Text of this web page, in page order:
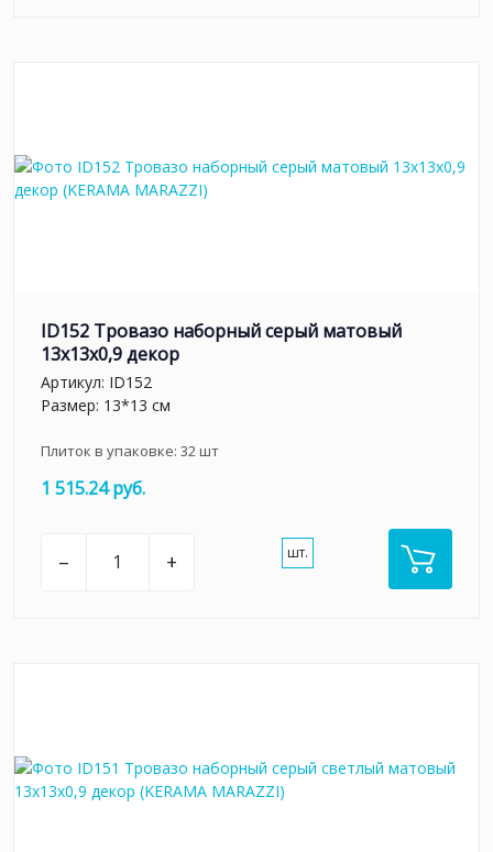
ID152 Тровазо наборный серый матовый
13x13x0,9 декор
Артикул: ID152
Размер: 13*13 см
Плиток в упаковке: 32шт
1 515.24 руб.
– + шт.